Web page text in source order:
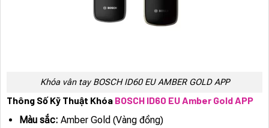
Khóa vân tay BOSCH ID60 EU AMBER GOLD APP
Thông Số Kỹ Thuật Khóa BOSCH ID60 EU Amber Gold APP
Màu sắc: Amber Gold (Vàng đồng)